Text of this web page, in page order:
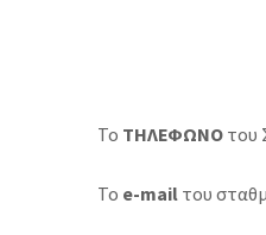
Το ΤΗΛΕΦΩΝΟ του
Το e-mail του